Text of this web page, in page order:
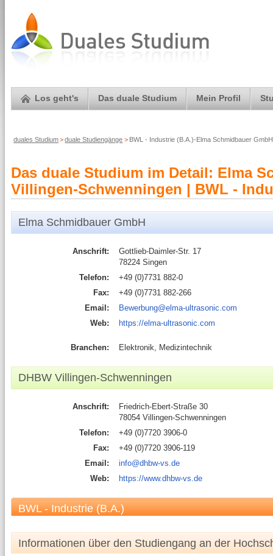
Los geht's Das duale Studium Mein Profil
duales Studium> duale Studiengänge > BWL - Industrie (B.A.)-Elma Schmidbauer GmbH
Das duale Studium im Detail: Elma
Villingen-Schwenningen | BWL -
Elma Schmidbauer GmbH
Anschrift:
Gottlieb-Daimler-Str. 17
78224 Singen
Telefon:
+49 (0)7731 882-0
Fax:
+49 (0)7731 882-266
Email:
Bewerbung@elma-ultrasonic.com
Web:
https://elma-ultrasonic.com
Branchen: Elektronik, Medizintechnik
DHBW Villingen-Schwenningen
Anschrift:
Friedrich-Ebert-Straße 30
78054 Villingen-Schwenningen
Telefon:
+49 (0)7720 3906-0
Fax:
+49 (0)7720 3906-119
Email:
info@dhbw-vs.de
Web:
https://www.dhbw-vs.de
BWL - Industrie (B.A.)
Informationen über den Studiengang an der